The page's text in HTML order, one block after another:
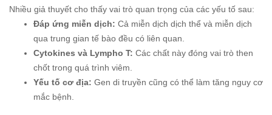
Nhiều giả thuyết cho thấy vai trò quan trọng của các yếu tố sau:
Đáp ứng miễn dịch: Cả miễn dịch dịch thể và miễn dịch
qua trung gian tế bào đều có liên quan.
Cytokines và Lympho T: Các chất này đóng vai trò then
chốt trong quá trình viêm.
Yếu tố cơ địa: Gen di truyền cũng có thể làm tăng nguy cơ
mắc bệnh.